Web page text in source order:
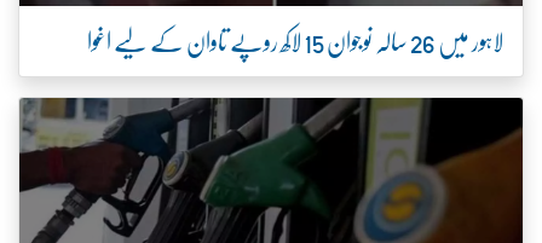
لاہور میں 26 سالہ نوجوان 15 لاکھ روپے تاوان کے لیے اغوا